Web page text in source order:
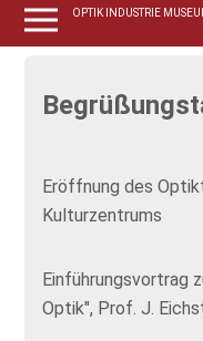
OPTIK INDUSTRIE
Eröffnung des
Kulturzentrums
Einführungsvortrag
Optik", Prof. J.